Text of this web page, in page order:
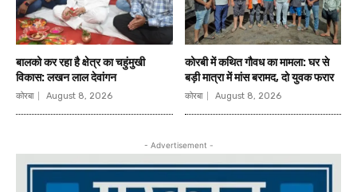
बालको कर रहा है क्षेत्र का चहुंमुखी
विकास: लखन लाल देवांगन
कोरबा August 8, 2026
कोरबी में कथित गौवध का मामला: घर से
बड़ी मात्रा में मांस बरामद, दो युवक फरार
कोरबा August 8, 2026
- Advertisement -